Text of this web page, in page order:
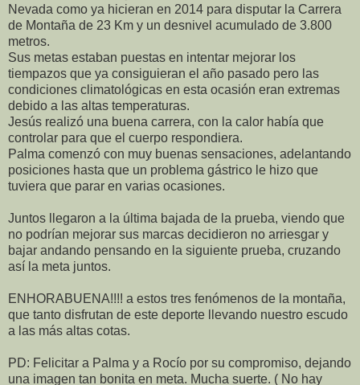
Nevada como ya hicieran en 2014 para disputar la Carrera
de Montaña de 23 Km y un desnivel acumulado de 3.800
metros.
Sus metas estaban puestas en intentar mejorar los
tiempazos que ya consiguieran el año pasado pero las
condiciones climatológicas en esta ocasión eran extremas
debido a las altas temperaturas.
Jesús realizó una buena carrera, con la calor había que
controlar para que el cuerpo respondiera.
Palma comenzó con muy buenas sensaciones, adelantando
posiciones hasta que un problema gástrico le hizo que
tuviera que parar en varias ocasiones.
Juntos llegaron a la última bajada de la prueba, viendo que
no podrían mejorar sus marcas decidieron no arriesgar y
bajar andando pensando en la siguiente prueba, cruzando
así la meta juntos.
ENHORABUENA!!!! a estos tres fenómenos de la montaña,
que tanto disfrutan de este deporte llevando nuestro escudo
a las más altas cotas.
PD: Felicitar a Palma y a Rocío por su compromiso, dejando
una imagen tan bonita en meta. Mucha suerte. ( No hay